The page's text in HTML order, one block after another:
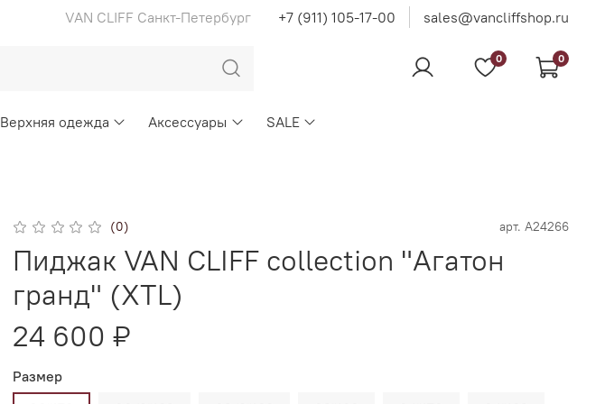
VAN CLIFF Санкт-Петербург +7 (911) 105-17-00 sales@vancliffshop.ru
0 0
Верхняя одежда Аксессуары SALE
(0) арт. А24266
Пиджак VAN CLIFF collection "Агатон
гранд" (ХТL)
24 600 ₽
Размер